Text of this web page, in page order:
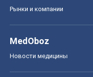
Рынки и компании
MedOboz
Новости медицины